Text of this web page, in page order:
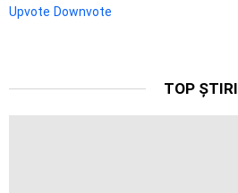
Upvote Downvote
TOP ȘTIRI